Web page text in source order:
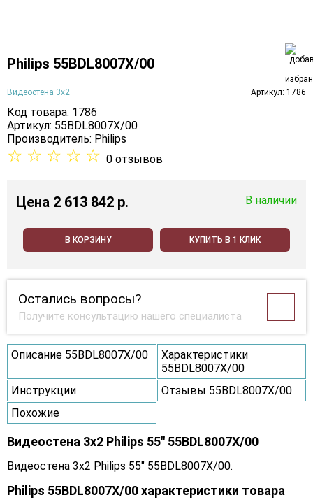
Philips 55BDL8007X/00
Видеостена 3х2 Артикул: 1786
Код товара: 1786
Артикул: 55BDL8007X/00
Производитель: Philips
☆ ☆ ☆ ☆ ☆ 0 отзывов
Цена 2 613 842 p. В наличии
В КОРЗИНУ КУПИТЬ В 1 КЛИК
Остались вопросы?
Получите консультацию нашего специалиста
Описание 55BDL8007X/00
Характеристики
55BDL8007X/00
Инструкции
Отзывы 55BDL8007X/00
Похожие
Видеостена 3x2 Philips 55" 55BDL8007X/00
Видеостена 3x2 Philips 55" 55BDL8007X/00.
Philips 55BDL8007X/00 характеристики товара